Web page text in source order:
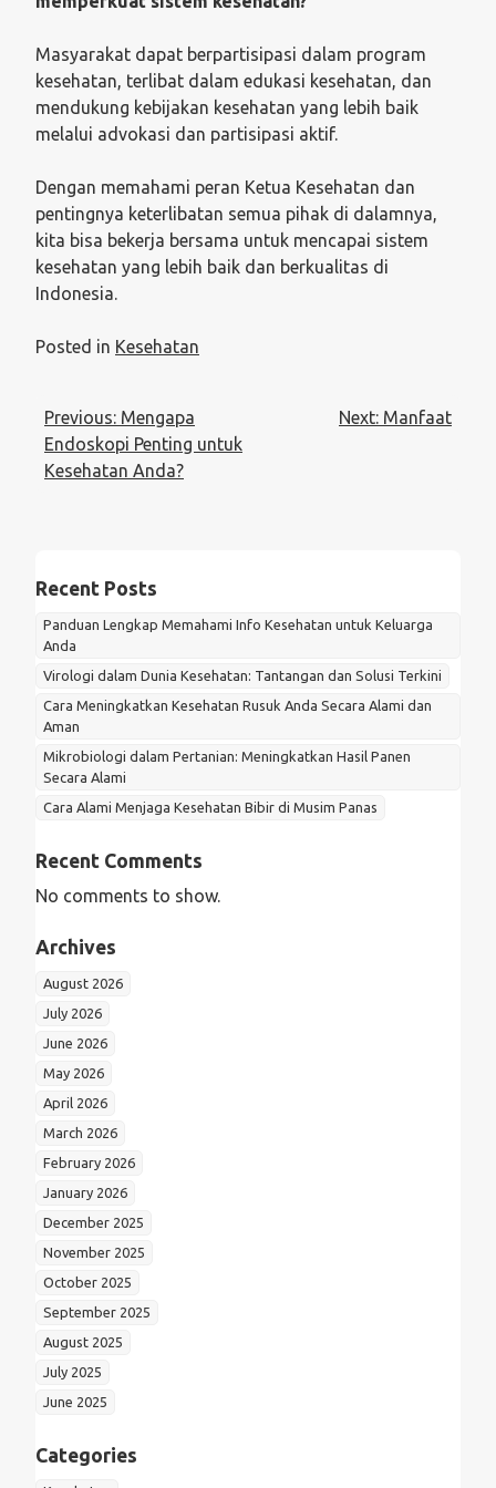
Masyarakat dapat berpartisipasi dalam program
kesehatan, terlibat dalam edukasi kesehatan, dan
mendukung kebijakan kesehatan yang lebih baik
melalui advokasi dan partisipasi aktif.
Dengan memahami peran Ketua Kesehatan dan
pentingnya keterlibatan semua pihak di dalamnya,
kita bisa bekerja bersama untuk mencapai sistem
kesehatan yang lebih baik dan berkualitas di
Indonesia.
Posted in Kesehatan
Post
navigation
Previous: Mengapa
Endoskopi Penting untuk
Kesehatan Anda?
Next: Manfaat
Recent Posts
Panduan Lengkap Memahami Info Kesehatan untuk Keluarga
Anda
Virologi dalam Dunia Kesehatan: Tantangan dan Solusi Terkini
Cara Meningkatkan Kesehatan Rusuk Anda Secara Alami dan
Aman
Mikrobiologi dalam Pertanian: Meningkatkan Hasil Panen
Secara Alami
Cara Alami Menjaga Kesehatan Bibir di Musim Panas
Recent Comments
No comments to show.
Archives
August 2026
July 2026
June 2026
May 2026
April 2026
March 2026
February 2026
January 2026
December 2025
November 2025
October 2025
September 2025
August 2025
July 2025
June 2025
Categories